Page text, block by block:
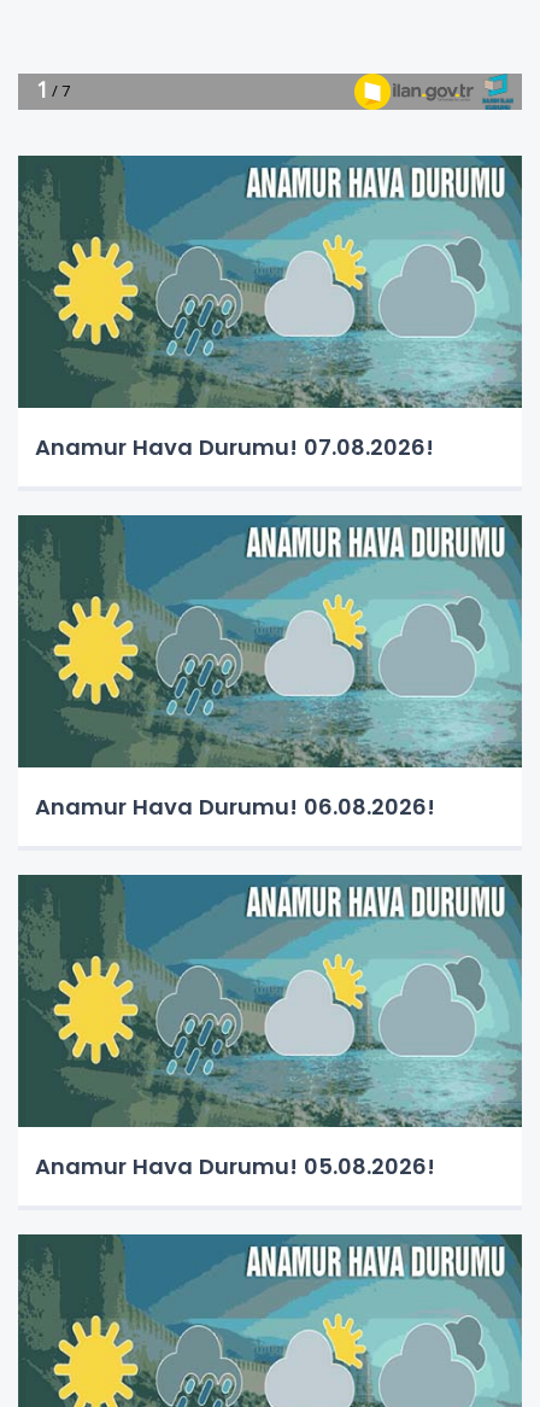
Anamur Hava Durumu! 07.08.2026!
Anamur Hava Durumu! 06.08.2026!
Anamur Hava Durumu! 05.08.2026!